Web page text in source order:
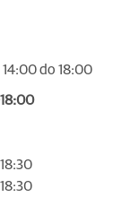
do 18:00